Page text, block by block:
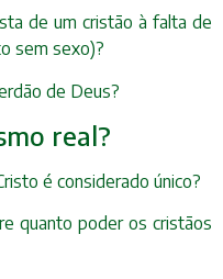
de um cristão à falta de
sem sexo)?
de Deus?
real?
é considerado único?
quanto poder os cristãos